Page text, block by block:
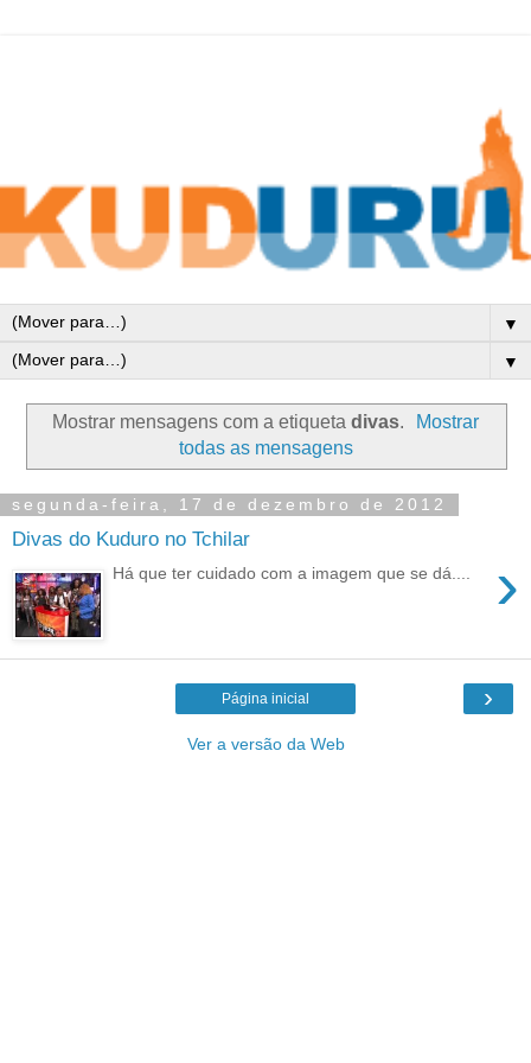
▼
▼
Mostrar mensagens com a etiqueta divas.
Mostrar
todas as mensagens
segunda-feira, 17 de dezembro de 2012
Divas do Kuduro no Tchilar
›
Há que ter cuidado com a imagem que se dá....
›
Página inicial
Ver a versão da Web